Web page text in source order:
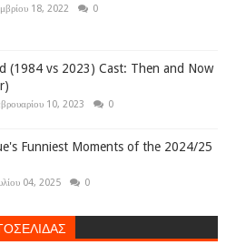
18, 2022 0
(1984 vs 2023) Cast: Then and Now
10, 2023 0
Funniest Moments of the 2024/25
04, 2025 0